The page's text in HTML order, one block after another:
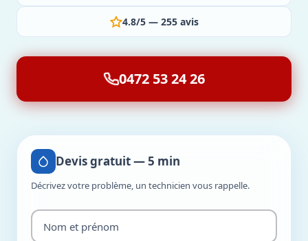
4.8/5 — 255 avis
0472 53 24 26
Devis gratuit — 5 min
Décrivez votre problème, un technicien vous rappelle.